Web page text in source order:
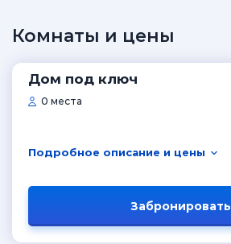
Комнаты и цены
Дом под ключ
0 места
Подробное описание и цены
Забронировать